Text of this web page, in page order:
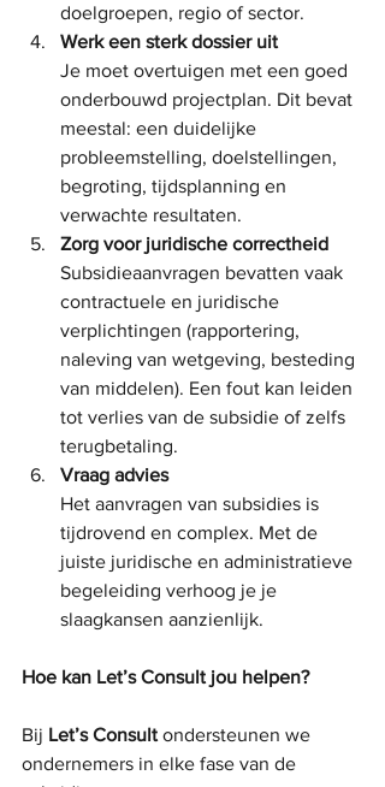
doelgroepen, regio of sector.
Werk een sterk dossier uit
Je moet overtuigen met een goed
onderbouwd projectplan. Dit bevat
meestal: een duidelijke
probleemstelling, doelstellingen,
begroting, tijdsplanning en
verwachte resultaten.
Zorg voor juridische correctheid
Subsidieaanvragen bevatten vaak
contractuele en juridische
verplichtingen (rapportering,
naleving van wetgeving, besteding
van middelen). Een fout kan leiden
tot verlies van de subsidie of zelfs
terugbetaling.
Vraag advies
Het aanvragen van subsidies is
tijdrovend en complex. Met de
juiste juridische en administratieve
begeleiding verhoog je je
slaagkansen aanzienlijk.
Hoe kan Let’s Consult jou helpen?
Bij Let’s Consult ondersteunen we
ondernemers in elke fase van de